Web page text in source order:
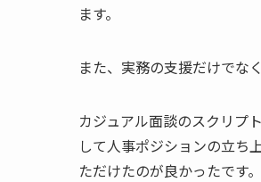
ます。
また、実務の支援だけでなく
カジュアル面談のスクリプ
して人事ポジションの立ち
ただけたのが良かったです。